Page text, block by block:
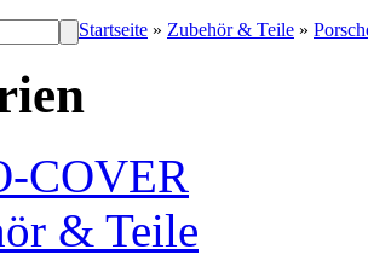
Startseite » Zubehör & Teile »
COVER
& Teile